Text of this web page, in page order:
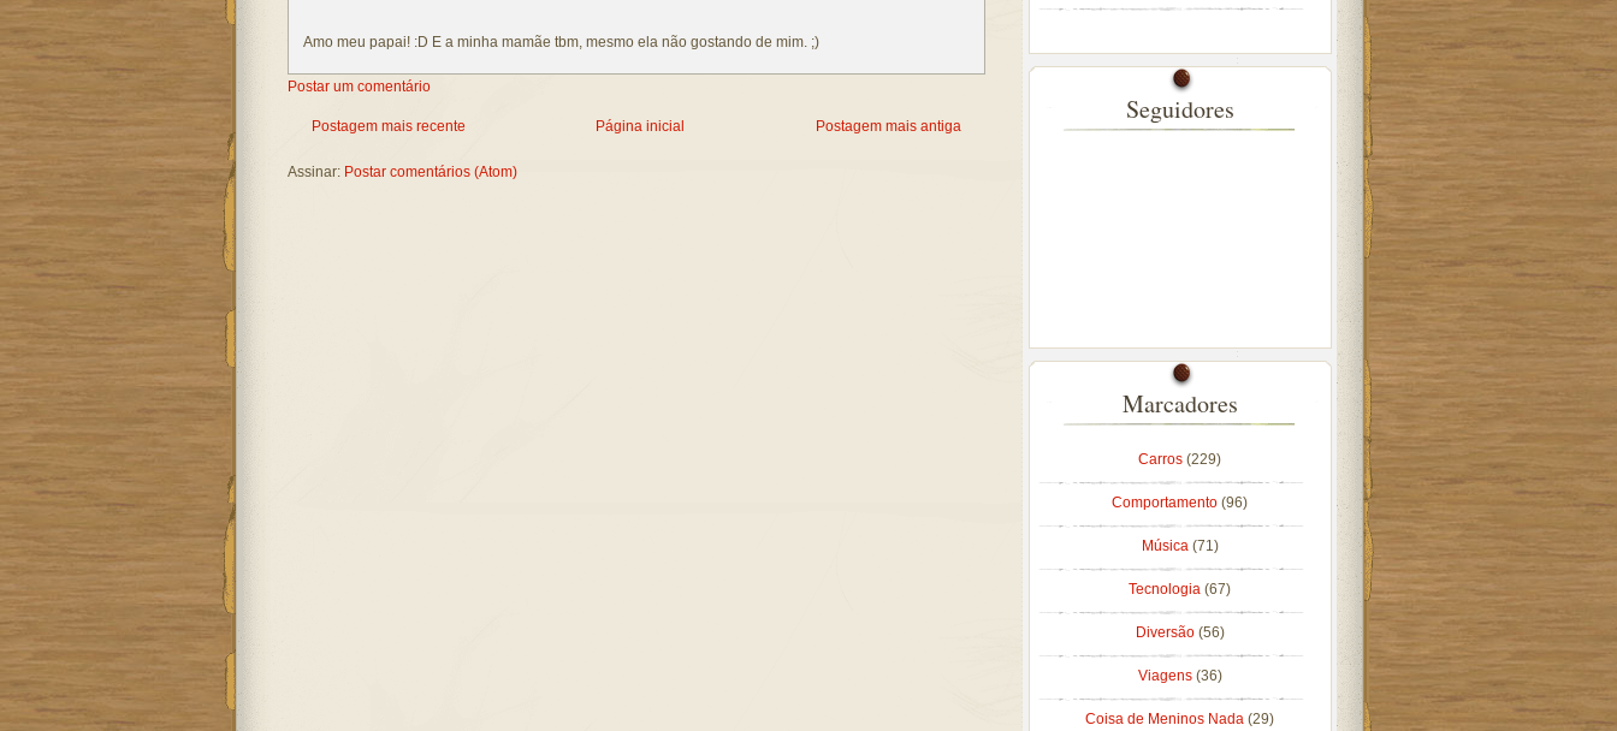
Amo meu papai! :D E a minha mamãe tbm, mesmo ela não gostando de mim. ;)
Postar um comentário
Postagem mais recente Postagem mais antiga
Página inicial
Assinar: Postar comentários (Atom)
Seguidores
Marcadores
Carros (229)
Comportamento (96)
Música (71)
Tecnologia (67)
Diversão (56)
Viagens (36)
Coisa de Meninos Nada (29)